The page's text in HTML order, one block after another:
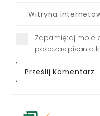
Zapamiętaj moje
podczas pisania